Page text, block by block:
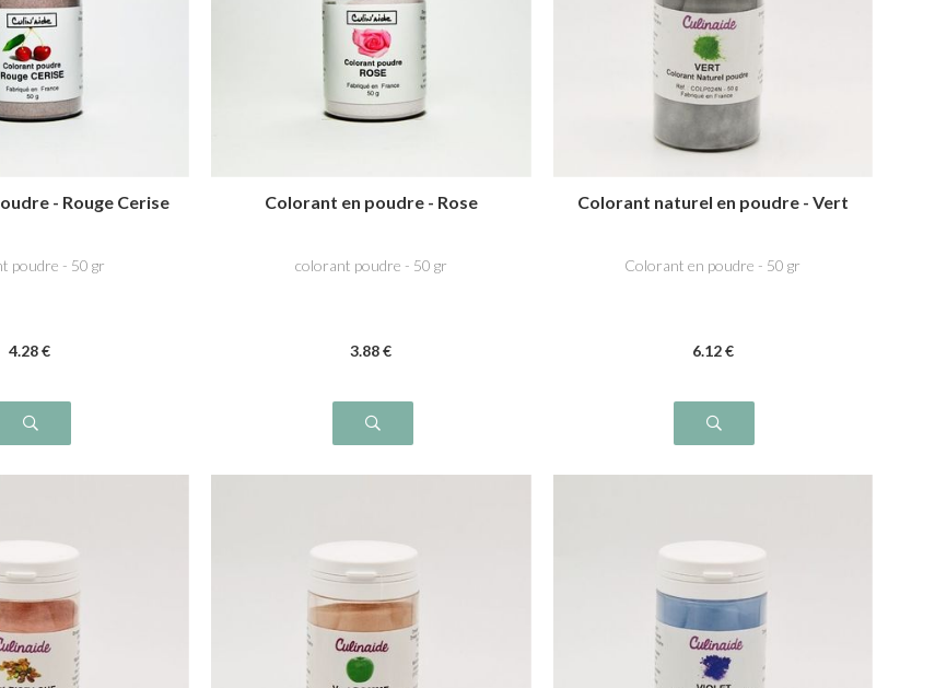
- Rouge Cerise
poudre - 50 gr
4.28€
Colorant en poudre - Rose
colorant poudre - 50 gr
3.88€
Colorant naturel en poudre - Vert
Colorant en poudre - 50 gr
6.12€